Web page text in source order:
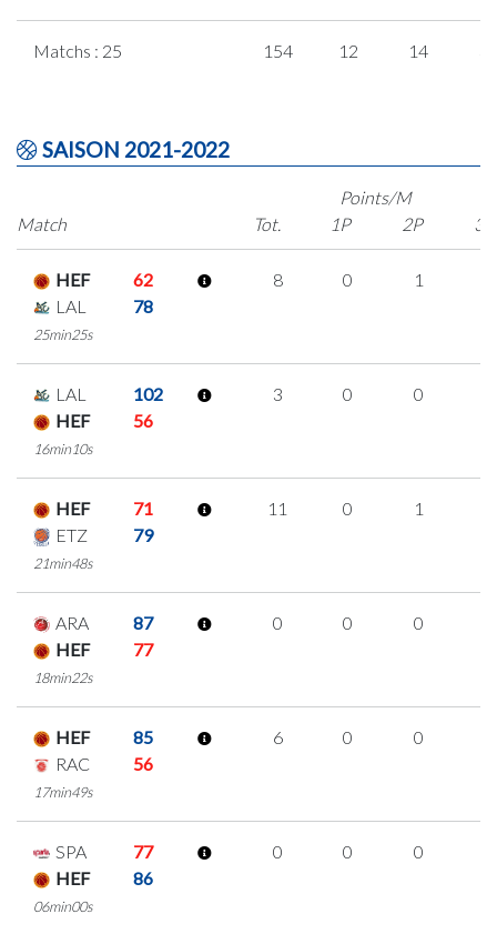
Matchs : 25 154 12 14
SAISON 2021-2022
Match
Points/M
Tot.
1P 2P 3P
HEF
62
LAL
78
25min25s
8 0 1
LAL
102
HEF
56
16min10s
3 0 0
HEF
71
ETZ
79
21min48s
11 0 1
ARA
87
HEF
77
18min22s
0 0 0
HEF
85
RAC
56
17min49s
6 0 0
SPA
77
HEF
86
06min00s
0 0 0